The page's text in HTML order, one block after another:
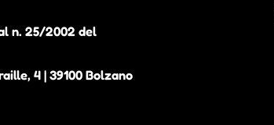
n. 25/2002 del
4 | 39100 Bolzano